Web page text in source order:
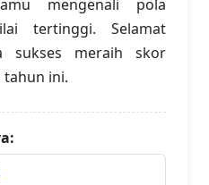
mengenali pola
tertinggi. Selamat
sukses meraih skor
tahun ini.